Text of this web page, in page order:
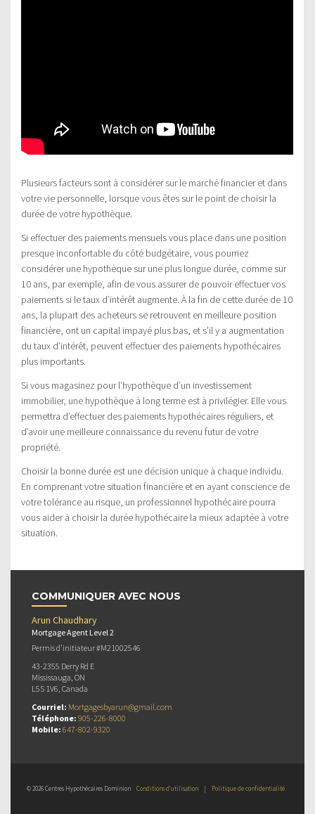
Plusieurs facteurs sont à considérer sur le marché financier et dans
votre vie personnelle, lorsque vous êtes sur le point de choisir la
durée de votre hypothèque.
Si effectuer des paiements mensuels vous place dans une position
presque inconfortable du côté budgétaire, vous pourriez
considérer une hypothèque sur une plus longue durée, comme sur
10 ans, par exemple, afin de vous assurer de pouvoir effectuer vos
paiements si le taux d’intérêt augmente. À la fin de cette durée de 10
ans, la plupart des acheteurs se retrouvent en meilleure position
financière, ont un capital impayé plus bas, et s’il y a augmentation
du taux d’intérêt, peuvent effectuer des paiements hypothécaires
plus importants.
Si vous magasinez pour l’hypothèque d’un investissement
immobilier, une hypothèque à long terme est à privilégier. Elle vous
permettra d’effectuer des paiements hypothécaires réguliers, et
d’avoir une meilleure connaissance du revenu futur de votre
propriété.
Choisir la bonne durée est une décision unique à chaque individu.
En comprenant votre situation financière et en ayant conscience de
votre tolérance au risque, un professionnel hypothécaire pourra
vous aider à choisir la durée hypothécaire la mieux adaptée à votre
situation.
COMMUNIQUER AVEC NOUS
Arun Chaudhary
Mortgage Agent Level 2
Permis d’initiateur #M21002546
43-2355 Derry Rd E
Mississauga, ON
L5S 1V6, Canada
Courriel: Mortgagesbyarun@gmail.com
Téléphone: 905-226-8000
Mobile: 647-802-9320
© 2026 Centres Hypothécaires Dominion Conditions d’utilisation | Politique de confidentialité